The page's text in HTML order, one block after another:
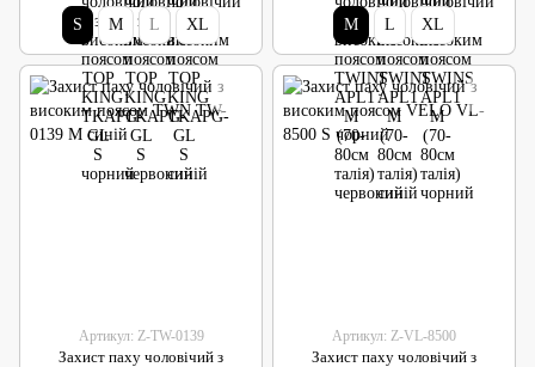
S M L XL M L XL
Артикул: Z-TW-0139
Захист паху чоловічий з
Артикул: Z-VL-8500
Захист паху чоловічий з